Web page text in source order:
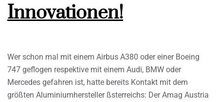
Innovationen!
Wer schon mal mit einem Airbus A380 oder einer Boeing
747 geflogen respektive mit einem Audi, BMW oder
Mercedes gefahren ist, hatte bereits Kontakt mit dem
größten Aluminiumhersteller ßsterreichs: Der Amag Austria